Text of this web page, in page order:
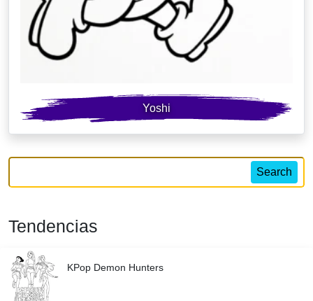
Yoshi
Search
Tendencias
KPop Demon Hunters